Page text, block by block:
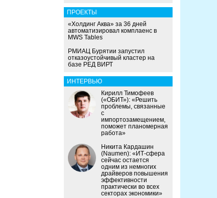
ПРОЕКТЫ
«Холдинг Аква» за 36 дней
автоматизировал комплаенс в
MWS Tables
РМИАЦ Бурятии запустил
отказоустойчивый кластер на
базе РЕД ВИРТ
ИНТЕРВЬЮ
Кирилл Тимофеев
(«ОБИТ»): «Решить
проблемы, связанные
с
импортозамещением,
поможет планомерная
работа»
Никита Кардашин
(Naumen): «ИТ-сфера
сейчас остается
одним из немногих
драйверов повышения
эффективности
практически во всех
секторах экономики»